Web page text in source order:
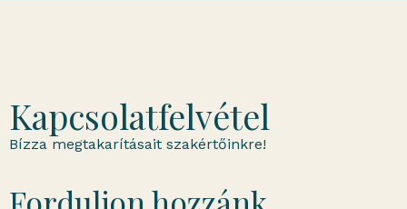
Kapcsolatfelvétel
Bízza megtakarításait szakértőinkre!